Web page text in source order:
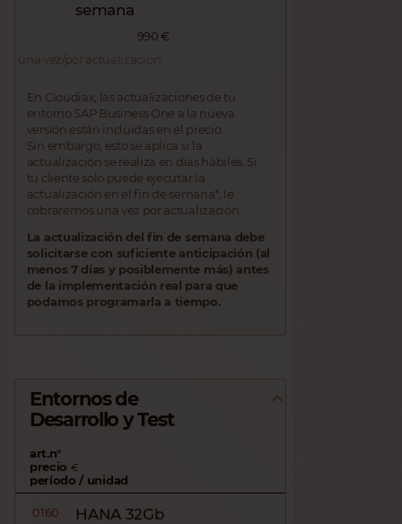
semana
990 €
una vez/por actualización
En Cloudiax, las actualizaciones de tu
entorno SAP Business One a la nueva
versión están incluidas en el precio.
Sin embargo, esto se aplica si la
actualización se realiza en días hábiles. Si
tu cliente solo puede ejecutar la
actualización en el fin de semana*, le
cobraremos una vez por actualización.
La actualización del fin de semana debe
solicitarse con suficiente anticipación (al
menos 7 días y posiblemente más) antes
de la implementación real para que
podamos programarla a tiempo.
Entornos de
Desarrollo y Test
art.n°
precio €
período / unidad
0160 HANA 32Gb